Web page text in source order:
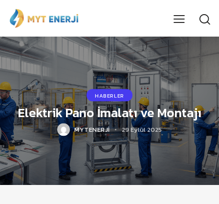
HABERLER
Elektrik Pano İmalatı ve Montajı
MYTENERJI 29 Eylül 2025